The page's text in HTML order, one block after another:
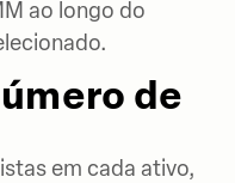
ao longo do
de
em cada ativo,